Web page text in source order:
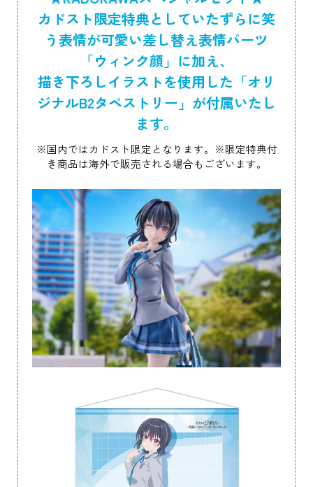
カドスト限定特典としていたずらに笑
う表情が可愛い差し替え表情パーツ
「ウィンク顔」に加え、
描き下ろしイラストを使用した「オリ
ジナルB2タペストリー」が付属いたし
ます。
※国内ではカドスト限定となります。※限定特典付
き商品は海外で販売される場合もございます。